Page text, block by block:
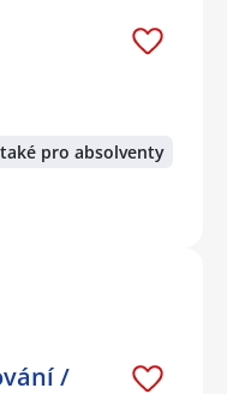
pro absolventy
/